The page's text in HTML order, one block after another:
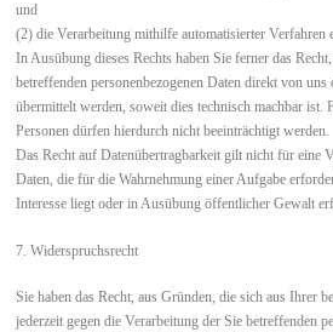
und
(2) die Verarbeitung mithilfe automatisierter Verfahren
In Ausübung dieses Rechts haben Sie ferner das
betreffenden personenbezogenen Daten direkt von
übermittelt werden, soweit dies technisch machbar ist.
Personen dürfen hierdurch nicht beeinträchtigt werden.
Das Recht auf Datenübertragbarkeit gilt nicht für eine
Daten, die für die Wahrnehmung einer Aufgabe
Interesse liegt oder in Ausübung öffentlicher Gewalt
7. Widerspruchsrecht
Sie haben das Recht, aus Gründen, die sich aus Ihrer
jederzeit gegen die Verarbeitung der Sie betreffenden